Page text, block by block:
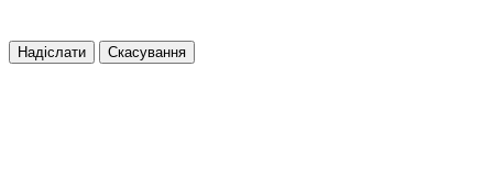
Надіслати Скасування